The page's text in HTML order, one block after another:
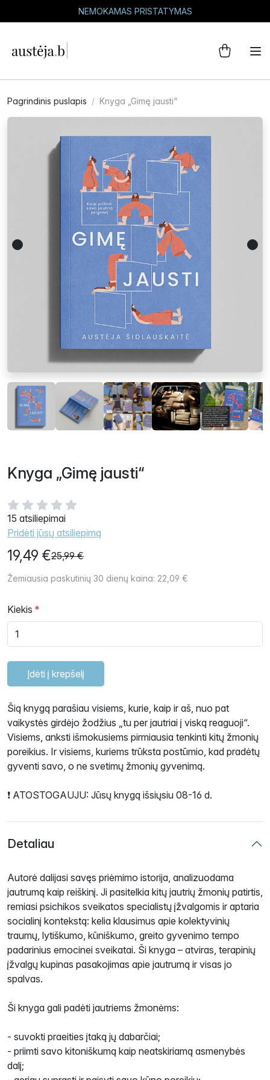
NEMOKAMAS PRISTATYMAS
Pagrindinis puslapis Knyga „Gimę jausti“
Knyga „Gimę jausti“
15 atsiliepimai
Pridėti jūsų atsiliepimą
19,49 €25,99 €
Žemiausia paskutinių 30 dienų kaina: 22,09 €
Kiekis
Įdėti į krepšelį
Šią knygą parašiau visiems, kurie, kaip ir aš, nuo pat
vaikystės girdėjo žodžius „tu per jautriai į viską reaguoji“.
Visiems, anksti išmokusiems pirmiausia tenkinti kitų žmonių
poreikius. Ir visiems, kuriems trūksta postūmio, kad pradėtų
gyventi savo, o ne svetimų žmonių gyvenimą.
❗ ATOSTOGAUJU: Jūsų knygą išsiųsiu 08-16 d.
Detaliau
Autorė dalijasi savęs priėmimo istorija, analizuodama
jautrumą kaip reiškinį. Ji pasitelkia kitų jautrių žmonių patirtis,
remiasi psichikos sveikatos specialistų įžvalgomis ir aptaria
socialinį kontekstą: kelia klausimus apie kolektyvinių
traumų, lytiškumo, kūniškumo, greito gyvenimo tempo
padarinius emocinei sveikatai. Ši knyga – atviras, terapinių
įžvalgų kupinas pasakojimas apie jautrumą ir visas jo
spalvas.
Ši knyga gali padėti jautriems žmonėms:
- suvokti praeities įtaką jų dabarčiai;
- priimti savo kitoniškumą kaip neatskiriamą asmenybės
dalį;